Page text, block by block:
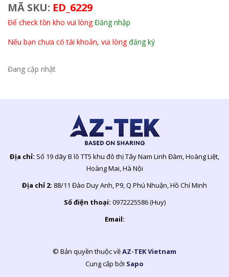
MÃ SKU: ED_6229
Để check tồn kho vui lòngĐăng nhập
Nếu bạn chưa có tài khoản, vui lòngđăng ký
Đang cập nhật
Địa chỉ: Số 19 dãy B lô TT5 khu đô thị Tây Nam Linh Đàm, Hoàng Liệt,
Hoàng Mai, Hà Nội
Địa chỉ 2: 88/11 Đào Duy Anh, P9, Q Phú Nhuận, Hồ Chí Minh
Số điện thoại: 0972225586 (Huy)
Email:
© Bản quyền thuộc vềAZ-TEK Vietnam
Cung cấp bởi Sapo